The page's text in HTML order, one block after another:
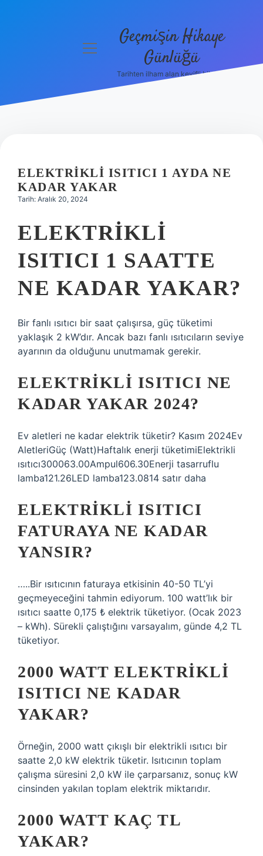
Hakkımızda
menüyü
Geçmişin Hikaye
Günlüğü
Tarihten ilham alan keyifli bilgiler!
ELEKTRIKLI ISITICI 1 AYDA NE
KADAR YAKAR
Tarih: Aralık 20, 2024
ELEKTRIKLI
ISITICI 1 SAATTE
NE KADAR YAKAR?
Bir fanlı ısıtıcı bir saat çalışırsa, güç tüketimi
yaklaşık 2 kW’dır. Ancak bazı fanlı ısıtıcıların seviye
ayarının da olduğunu unutmamak gerekir.
ELEKTRIKLI ISITICI NE
KADAR YAKAR 2024?
Ev aletleri ne kadar elektrik tüketir? Kasım 2024Ev
AletleriGüç (Watt)Haftalık enerji tüketimiElektrikli
ısıtıcı300063.00Ampul606.30Enerji tasarruflu
lamba121.26LED lamba123.0814 satır daha
ELEKTRIKLI ISITICI
FATURAYA NE KADAR
YANSIR?
…..Bir ısıtıcının faturaya etkisinin 40-50 TL’yi
geçmeyeceğini tahmin ediyorum. 100 watt’lık bir
ısıtıcı saatte 0,175 ₺ elektrik tüketiyor. (Ocak 2023
– kWh). Sürekli çalıştığını varsayalım, günde 4,2 TL
tüketiyor.
2000 WATT ELEKTRIKLI
ISITICI NE KADAR
YAKAR?
Örneğin, 2000 watt çıkışlı bir elektrikli ısıtıcı bir
saatte 2,0 kW elektrik tüketir. Isıtıcının toplam
çalışma süresini 2,0 kW ile çarparsanız, sonuç kW
cinsinden yakılan toplam elektrik miktarıdır.
2000 WATT KAÇ TL
YAKAR?